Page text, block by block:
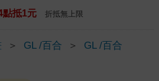
點抵1元 折抵無上限
＞ GL /百合 ＞ GL /百合